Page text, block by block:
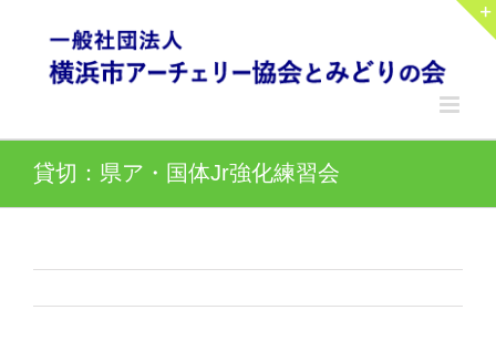
content
貸切：県ア・国体Jr強化練習会